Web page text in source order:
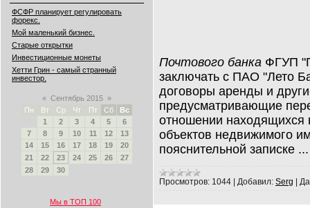
ФСФР планирует регулировать
форекс.
Мой маленький бизнес.
Старые открытки
Инвестиционные монеты
Хетти Грин - самый странный
инвестор.
« Сентябрь 2015 »
Пн
Вт Ср Чт Пт Сб
Вс
1
2 3 4 5
6
7
8 9 10 11 12
13
14
15 16 17 18 19
20
21
22 23 24 25 26
27
28
29 30
Мы в ТОП 100
Почтового банка ФГУП
заключать с ПАО "Лето
договоры аренды и
предусматривающие
отношении находящихся
объектов недвижимого
пояснительной записке
Просмотров: 1044 | Добавил: Serg |